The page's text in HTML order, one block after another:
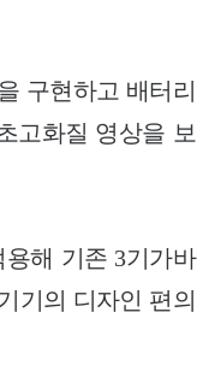
구현하고 배터리
고화질 영상을 보
해 기존 3기가바
기의 디자인 편의